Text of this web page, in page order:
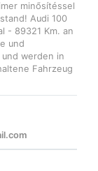
minősítéssel
Audi 100
- 89321 Km. an
und
werden in
Fahrzeug